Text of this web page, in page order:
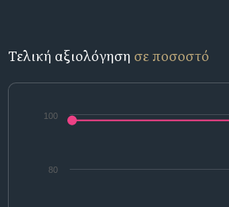
Τελική αξιολόγηση σε ποσοστό
80
100